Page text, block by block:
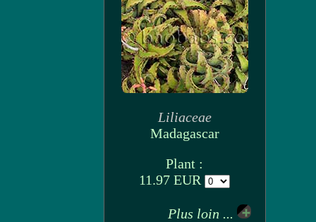
Liliaceae
Madagascar
Plant :
11.97 EUR
Plus loin ...